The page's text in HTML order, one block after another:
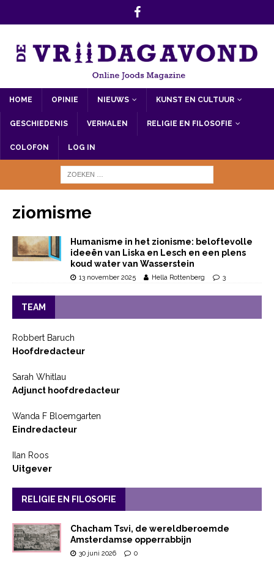
HOME OPINIE NIEUWS KUNST EN CULTUUR
GESCHIEDENIS VERHALEN RELIGIE EN FILOSOFIE
COLOFON LOG IN
ziomisme
Humanisme in het zionisme: beloftevolle
ideeën van Liska en Lesch en een plens
koud water van Wasserstein
13 november 2025 Hella Rottenberg 3
TEAM
Robbert Baruch
Hoofdredacteur
Sarah Whitlau
Adjunct hoofdredacteur
Wanda F Bloemgarten
Eindredacteur
Ilan Roos
Uitgever
RELIGIE EN FILOSOFIE
Chacham Tsvi, de wereldberoemde
Amsterdamse opperrabbijn
30 juni 2026 0